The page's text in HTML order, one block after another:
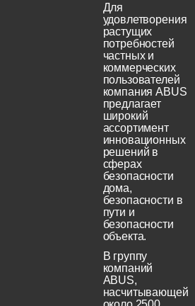
Для
удовлетворения
растущих
потребностей
частных и
коммерческих
пользователей
компания ABUS
предлагает
широкий
ассортимент
инновационных
решений в
сферах
безопасности
дома,
безопасности в
пути и
безопасности
объекта.
В группу
компаний
ABUS,
насчитывающей